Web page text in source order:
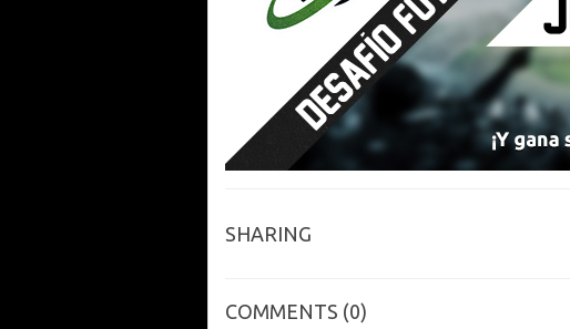
SHARING
COMMENTS (0)